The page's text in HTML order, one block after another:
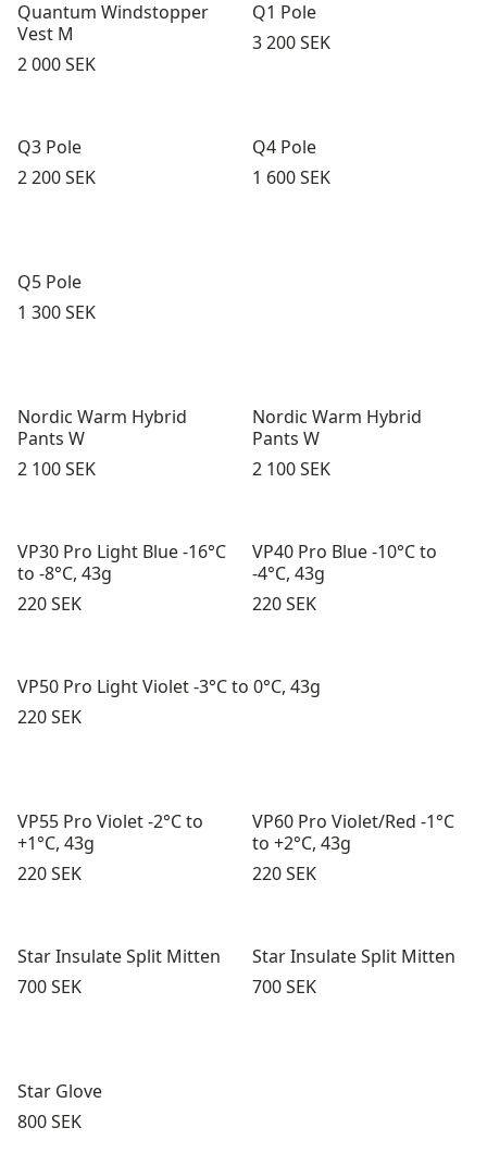
Quantum Windstopper
Vest M
Pris:
2 000 SEK
Q1 Pole
Pris:
3 200 SEK
Q3 Pole
Pris:
2 200 SEK
Q4 Pole
Pris:
1 600 SEK
Q5 Pole
Pris:
1 300 SEK
Nordic Warm Hybrid
Pants W
Pris:
2 100 SEK
Nordic Warm Hybrid
Pants W
Pris:
2 100 SEK
VP30 Pro Light Blue -16°C
to -8°C, 43g
Pris:
220 SEK
VP40 Pro Blue -10°C to
-4°C, 43g
Pris:
220 SEK
VP50 Pro Light Violet -3°C to 0°C, 43g
Pris:
220 SEK
VP55 Pro Violet -2°C to
+1°C, 43g
Pris:
220 SEK
VP60 Pro Violet/Red -1°C
to +2°C, 43g
Pris:
220 SEK
Star Insulate Split Mitten
Pris:
700 SEK
Star Insulate Split Mitten
Pris:
700 SEK
Star Glove
Pris:
800 SEK